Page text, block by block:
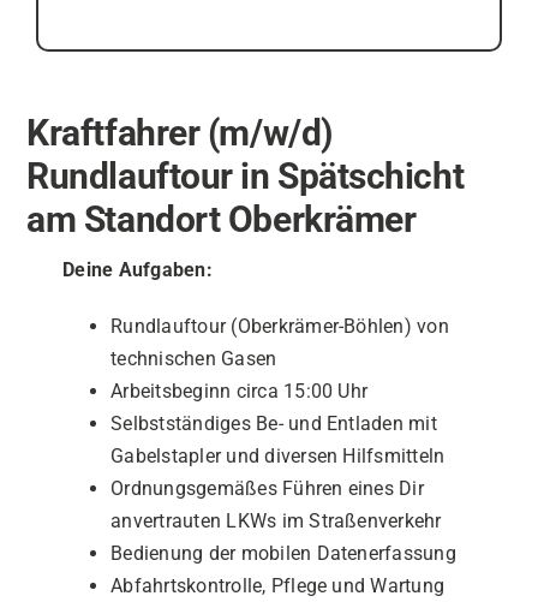
Kraftfahrer (m/w/d)
Rundlauftour in Spätschicht
am Standort Oberkrämer
Deine Aufgaben:
Rundlauftour (Oberkrämer-Böhlen) von
technischen Gasen
Arbeitsbeginn circa 15:00 Uhr
Selbstständiges Be- und Entladen mit
Gabelstapler und diversen Hilfsmitteln
Ordnungsgemäßes Führen eines Dir
anvertrauten LKWs im Straßenverkehr
Bedienung der mobilen Datenerfassung
Abfahrtskontrolle, Pflege und Wartung